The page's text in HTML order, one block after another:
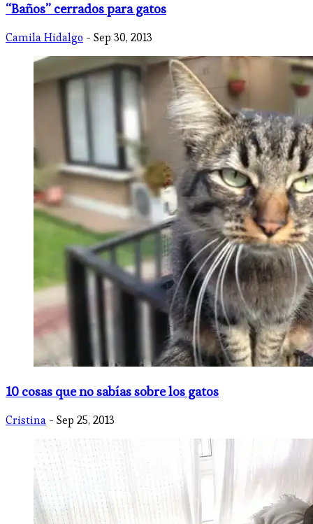
“Baños” cerrados para gatos
Camila Hidalgo - Sep 30, 2013
10 cosas que no sabías sobre los gatos
Cristina - Sep 25, 2013